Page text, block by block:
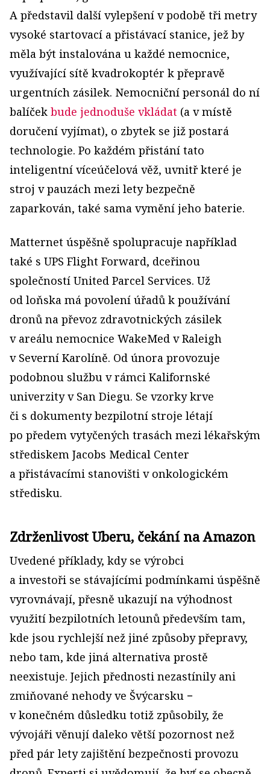
A představil další vylepšení v podobě tři metry
vysoké startovací a přistávací stanice, jež by
měla být instalována u každé nemocnice,
využívající sítě kvadrokoptér k přepravě
urgentních zásilek. Nemocniční personál do ní
balíček bude jednoduše vkládat (a v místě
doručení vyjímat), o zbytek se již postará
technologie. Po každém přistání tato
inteligentní víceúčelová věž, uvnitř které je
stroj v pauzách mezi lety bezpečně
zaparkován, také sama vymění jeho baterie.
Matternet úspěšně spolupracuje například
také s UPS Flight Forward, dceřinou
společností United Parcel Services. Už
od loňska má povolení úřadů k používání
dronů na převoz zdravotnických zásilek
v areálu nemocnice WakeMed v Raleigh
v Severní Karolíně. Od února provozuje
podobnou službu v rámci Kalifornské
univerzity v San Diegu. Se vzorky krve
či s dokumenty bezpilotní stroje létají
po předem vytyčených trasách mezi lékařským
střediskem Jacobs Medical Center
a přistávacími stanovišti v onkologickém
středisku.
Zdrženlivost Uberu, čekání na Amazon
Uvedené příklady, kdy se výrobci
a investoři se stávajícími podmínkami úspěšně
vyrovnávají, přesně ukazují na výhodnost
využití bezpilotních letounů především tam,
kde jsou rychlejší než jiné způsoby přepravy,
nebo tam, kde jiná alternativa prostě
neexistuje. Jejich přednosti nezastínily ani
zmiňované nehody ve Švýcarsku −
v konečném důsledku totiž způsobily, že
vývojáři věnují daleko větší pozornost než
před pár lety zajištění bezpečnosti provozu